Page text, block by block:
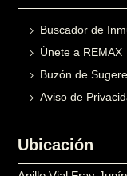
Buscador de
Únete a REMAX
Buzón de
Aviso de
Ubicación